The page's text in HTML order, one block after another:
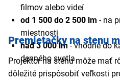
filmov alebo videí
od 1 500 do 2 500 lm - na
miestnosti
nad 3 000 lm - vhodné do
denného svetla
Premietačky na stenu
Projektor na stenu môže mať
dôležité prispôsobiť veľkosti